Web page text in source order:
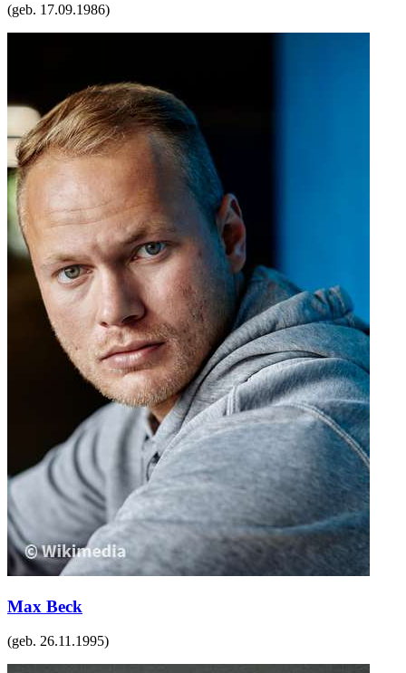
(geb. 17.09.1986)
Max Beck
(geb. 26.11.1995)